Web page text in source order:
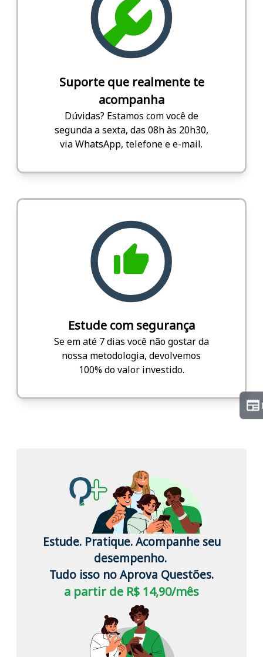
Suporte que realmente te
acompanha
Dúvidas? Estamos com você de
segunda a sexta, das 08h às 20h30,
via WhatsApp, telefone e e-mail.
Estude com segurança
Se em até 7 dias você não gostar da
nossa metodologia, devolvemos
100% do valor investido.
Estude. Pratique. Acompanhe seu
desempenho.
Tudo isso no Aprova Questões.
a partir de R$ 14,90/mês